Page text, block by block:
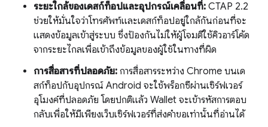
ระยะใกล้ของเดสก์ท็อปและอุปกรณ์เคลื่อนที่: CTAP 2.2
ช่วยให้มั่นใจว่าโทรศัพท์และเดสก์ท็อปอยู่ใกล้กันก่อนที่จะ
แสดงข้อมูลเข้าสู่ระบบ ซึ่งป้องกันไม่ให้ผู้โจมตีใช้คิวอาร์โค้ด
จากระยะไกลเพื่อเข้าถึงข้อมูลของผู้ใช้ในทางที่ผิด
การสื่อสารที่ปลอดภัย: การสื่อสารระหว่าง Chrome บนเด
สก์ท็อปกับอุปกรณ์ Android จะใช้พร็อกซีผ่านเซิร์ฟเวอร์
อุโมงค์ที่ปลอดภัย โดยปกติแล้ว Wallet จะเข้ารหัสการตอบ
กลับเพื่อให้มีเพียงเว็บเซิร์ฟเวอร์ที่ส่งคำขอเท่านั้นที่อ่านได้